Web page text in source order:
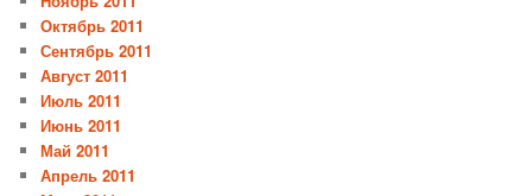
Октябрь 2011
Сентябрь 2011
Август 2011
Июль 2011
Июнь 2011
Май 2011
Апрель 2011